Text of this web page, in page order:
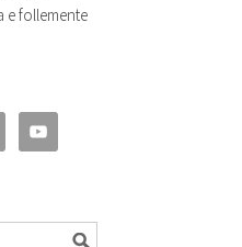
e follemente